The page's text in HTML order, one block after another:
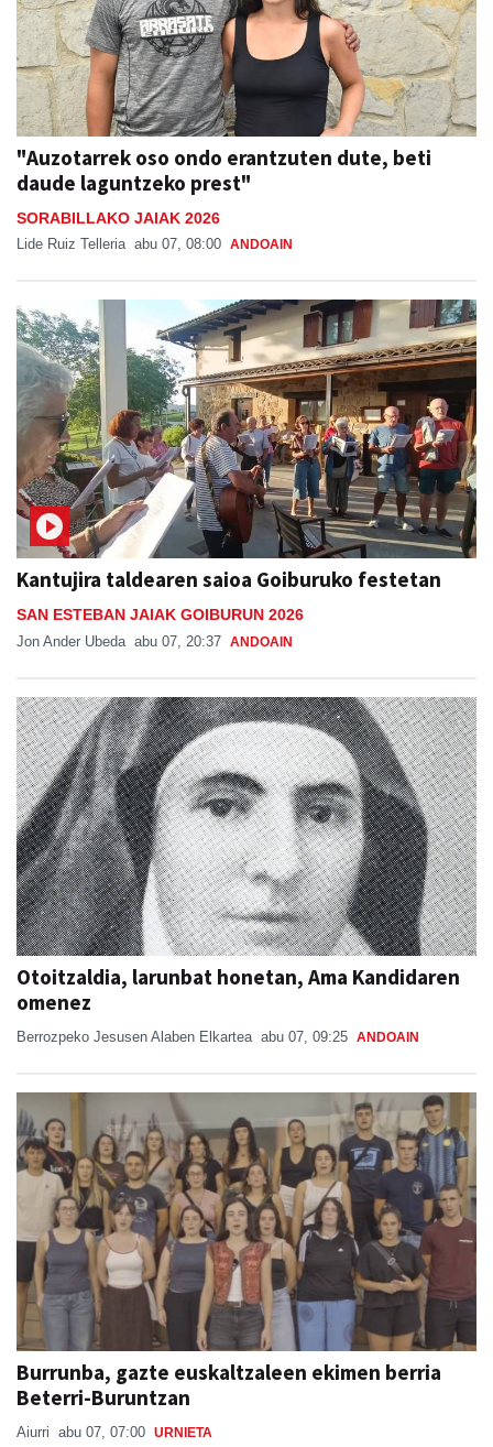
"Auzotarrek oso ondo erantzuten dute, beti
daude laguntzeko prest"
SORABILLAKO JAIAK 2026
Lide Ruiz Telleria abu 07, 08:00 ANDOAIN
Kantujira taldearen saioa Goiburuko festetan
SAN ESTEBAN JAIAK GOIBURUN 2026
Jon Ander Ubeda abu 07, 20:37 ANDOAIN
Otoitzaldia, larunbat honetan, Ama Kandidaren
omenez
Berrozpeko Jesusen Alaben Elkartea abu 07, 09:25 ANDOAIN
Burrunba, gazte euskaltzaleen ekimen berria
Beterri-Buruntzan
Aiurri abu 07, 07:00 URNIETA